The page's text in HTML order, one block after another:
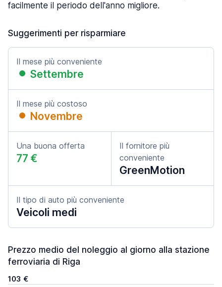
facilmente il periodo dell'anno migliore.
Suggerimenti per risparmiare
Il mese più conveniente
Settembre
Il mese più costoso
Novembre
Una buona offerta
77 €
Il fornitore più
conveniente
GreenMotion
Il tipo di auto più conveniente
Veicoli medi
Prezzo medio del noleggio al giorno alla stazione
ferroviaria di Riga
103 €